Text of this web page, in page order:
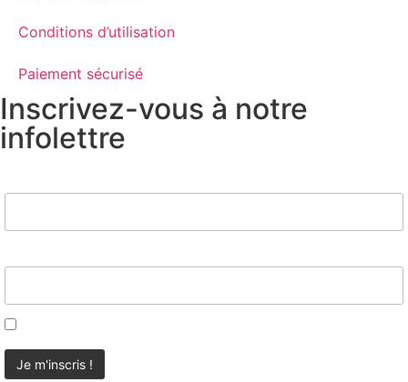
Conditions d’utilisation
Paiement sécurisé
Inscrivez-vous à notre
infolettre